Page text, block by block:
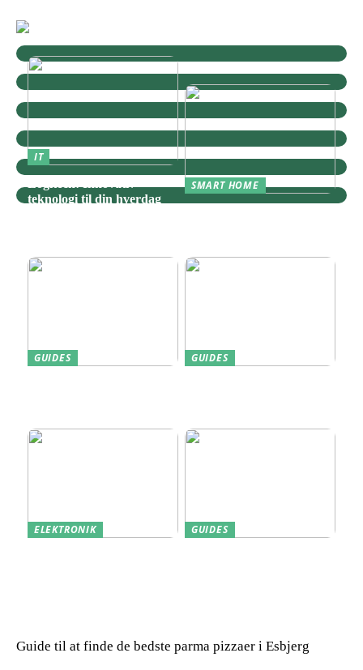
IT
teknologi til din hverdag
SMART HOME
GUIDES
GUIDES
ELEKTRONIK
GUIDES
Guide til at finde de bedste parma pizzaer i Esbjerg